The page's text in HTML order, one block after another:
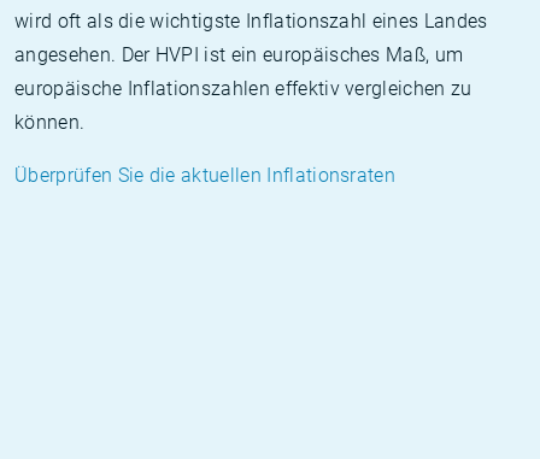
wird oft als die wichtigste Inflationszahl eines Landes
angesehen. Der HVPI ist ein europäisches Maß, um
europäische Inflationszahlen effektiv vergleichen zu
können.
Überprüfen Sie die aktuellen Inflationsraten